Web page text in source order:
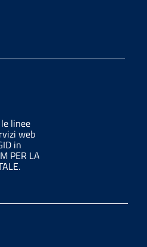
linee
web
in
PER LA